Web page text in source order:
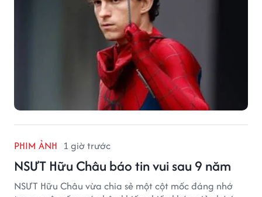
PHIM ẢNH 1 giờ trước
NSƯT Hữu Châu báo tin vui sau 9 năm
NSƯT Hữu Châu vừa chia sẻ một cột mốc đáng nhớ